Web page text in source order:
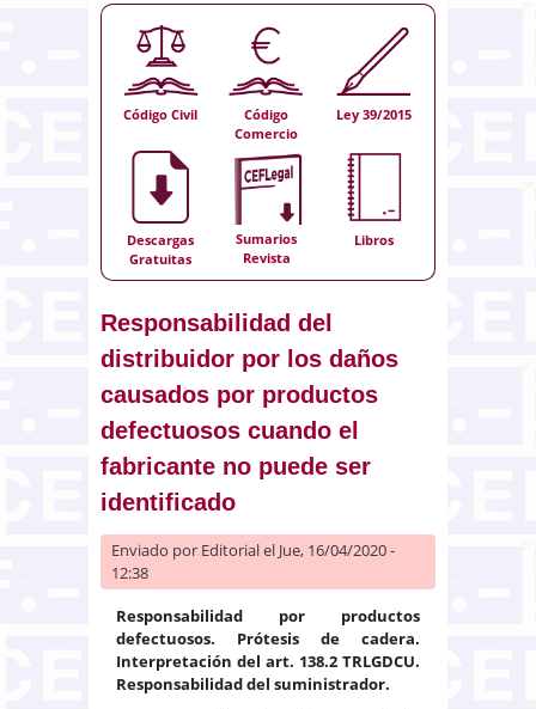
Código Civil
Código
Comercio
Ley 39/2015
Descargas
Gratuitas
Sumarios
Revista
Libros
Responsabilidad del
distribuidor por los daños
causados por productos
defectuosos cuando el
fabricante no puede ser
identificado
Enviado por Editorialel Jue, 16/04/2020 -
12:38
Responsabilidad por productos
defectuosos. Prótesis de cadera.
Interpretación del art. 138.2 TRLGDCU.
Responsabilidad del suministrador.